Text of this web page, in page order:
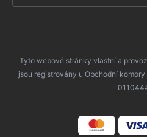
Tyto webové stránky vlastní a
jsou registrovány u Obchodní